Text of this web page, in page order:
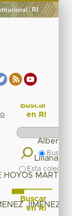
Alberto,
Liliana,
HOYOS
JIMENEZ,
Buscar
en RI
Buscar
Esta
Buscar
en RI